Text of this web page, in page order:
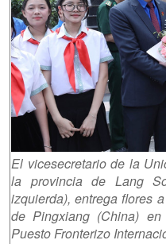
El vicesecretario de la
la provincia de Lang
izquierda), entrega flores
de Pingxiang (China)
Puesto Fronterizo